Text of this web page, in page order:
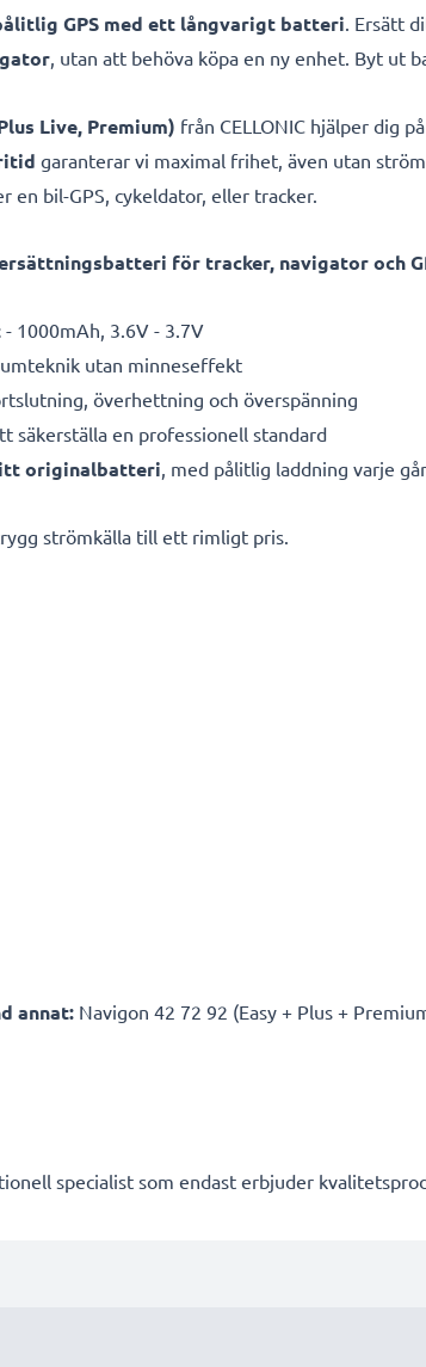
GPS med ett långvarigt batteri. Ersätt
, utan att behöva köpa en ny enhet. Byt ut
Live, Premium) från CELLONIC hjälper dig
garanterar vi maximal frihet, även utan
en bil-GPS, cykeldator, eller tracker.
för tracker, navigator och
- 1000mAh, 3.6V - 3.7V
utan minneseffekt
överhettning och överspänning
säkerställa en professionell standard
originalbatteri, med pålitlig laddning varje
strömkälla till ett rimligt pris.
annat: Navigon 42 72 92 (Easy + Plus +
specialist som endast erbjuder